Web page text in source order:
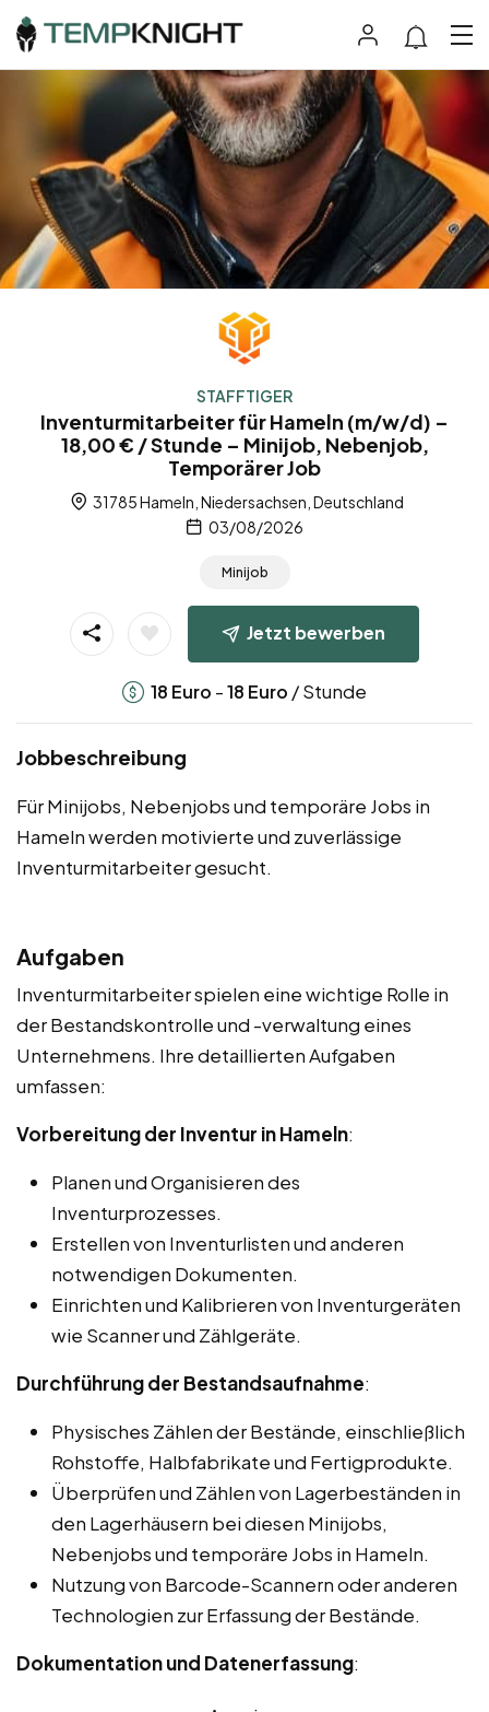
STAFFTIGER
Inventurmitarbeiter für Hameln (m/w/d) –
18,00 € / Stunde – Minijob, Nebenjob,
Temporärer Job
31785 Hameln, Niedersachsen, Deutschland
03/08/2026
Minijob
Jetzt bewerben
18 Euro -18 Euro / Stunde
Jobbeschreibung
Für Minijobs, Nebenjobs und temporäre Jobs in
Hameln werden motivierte und zuverlässige
Inventurmitarbeiter gesucht.
Aufgaben
Inventurmitarbeiter spielen eine wichtige Rolle in
der Bestandskontrolle und -verwaltung eines
Unternehmens. Ihre detaillierten Aufgaben
umfassen:
Vorbereitung der Inventur in Hameln:
Planen und Organisieren des
Inventurprozesses.
Erstellen von Inventurlisten und anderen
notwendigen Dokumenten.
Einrichten und Kalibrieren von Inventurgeräten
wie Scanner und Zählgeräte.
Durchführung der Bestandsaufnahme:
Physisches Zählen der Bestände, einschließlich
Rohstoffe, Halbfabrikate und Fertigprodukte.
Überprüfen und Zählen von Lagerbeständen in
den Lagerhäusern bei diesen Minijobs,
Nebenjobs und temporäre Jobs in Hameln.
Nutzung von Barcode-Scannern oder anderen
Technologien zur Erfassung der Bestände.
Dokumentation und Datenerfassung: